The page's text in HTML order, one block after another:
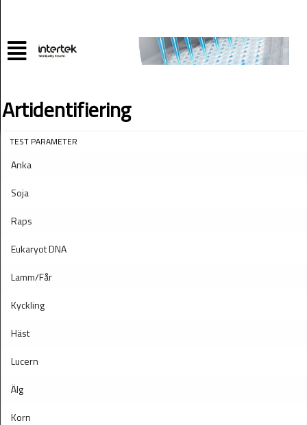
Artidentifiering
TEST PARAMETER
Anka
Soja
Raps
Eukaryot DNA
Lamm/Får
Kyckling
Häst
Lucern
Älg
Korn